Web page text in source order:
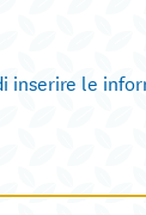
di inserire le